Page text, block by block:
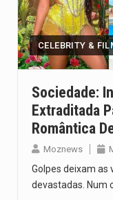
CELEBRITY &
Sociedade:
Extraditada
Romântica
Moznews
Golpes deixam
devastadas. Num